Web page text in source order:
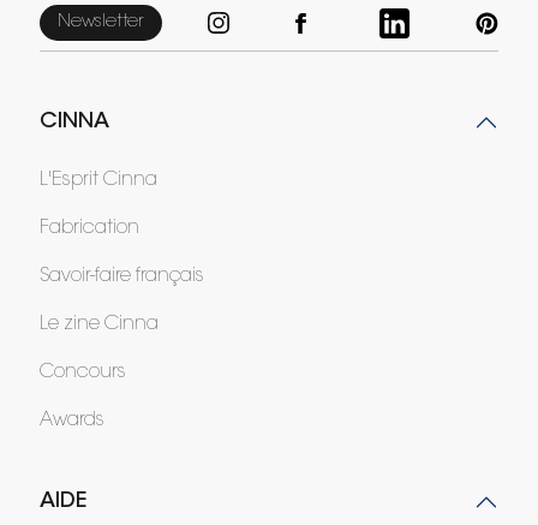
Newsletter
CINNA
L'Esprit Cinna
Fabrication
Savoir-faire français
Le zine Cinna
Concours
Awards
AIDE